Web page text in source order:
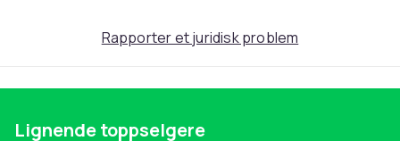
Størrelse: Justerbar
Farge
Rapporter et juridisk problem
Lignende toppselgere